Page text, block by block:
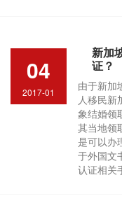
04
2017-01
新加
证？
由于新加
人移民新
象结婚领
其当地领
是可以办
于外国文
认证相关